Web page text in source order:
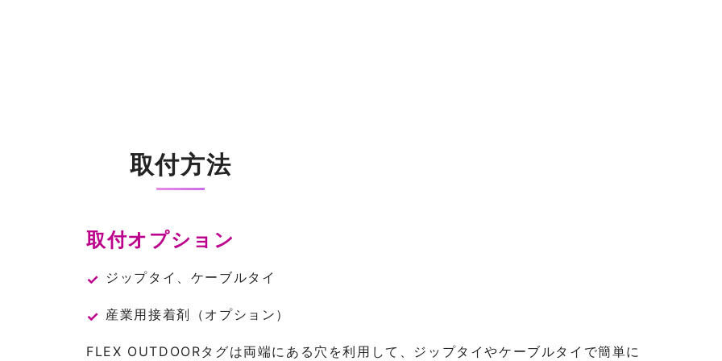
取付方法
取付オプション
ジップタイ、ケーブルタイ
産業用接着剤（オプション）
FLEX OUTDOORタグは両端にある穴を利用して、ジップタイやケーブルタイで簡単に